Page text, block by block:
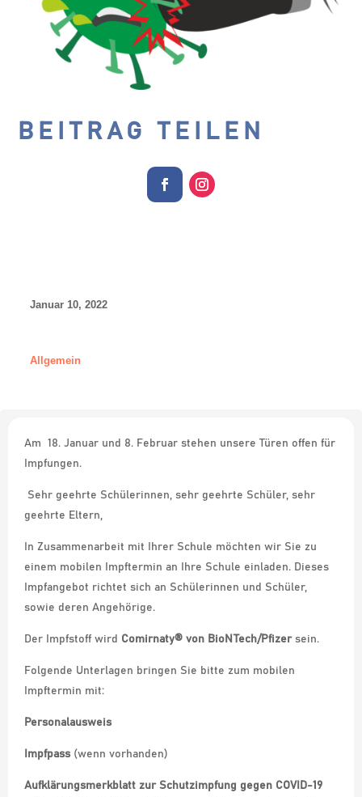
BEITRAG TEILEN
Januar 10, 2022
Allgemein
Am 18. Januar und 8. Februar stehen unsere Türen offen für
Impfungen.
Sehr geehrte Schülerinnen, sehr geehrte Schüler, sehr
geehrte Eltern,
In Zusammenarbeit mit Ihrer Schule möchten wir Sie zu
einem mobilen Impftermin an Ihre Schule einladen. Dieses
Impfangebot richtet sich an Schülerinnen und Schüler,
sowie deren Angehörige.
Der Impfstoff wird Comirnaty® von BioNTech/Pfizer sein.
Folgende Unterlagen bringen Sie bitte zum mobilen
Impftermin mit:
Personalausweis
Impfpass (wenn vorhanden)
Aufklärungsmerkblatt zur Schutzimpfung gegen COVID-19